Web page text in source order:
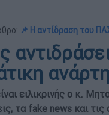
📌 Η αντίδραση του
ειλικρινής ο κ.
τα fake news και τις